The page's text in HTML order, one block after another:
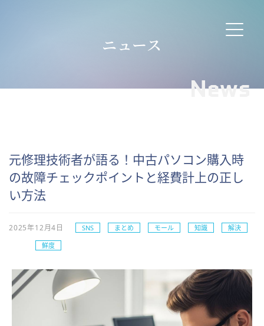
ニュース
News
元修理技術者が語る！中古パソコン購入時
の故障チェックポイントと経費計上の正し
い方法
2025年12月4日 SNS まとめ モール 知識
解決
鮮度